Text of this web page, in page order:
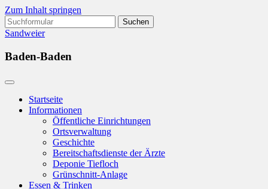
Zum Inhalt springen
Suchen
nach:
Sandweier
Baden-Baden
Startseite
Informationen
Öffentliche Einrichtungen
Ortsverwaltung
Geschichte
Bereitschaftsdienste der Ärzte
Deponie Tiefloch
Grünschnitt-Anlage
Essen & Trinken